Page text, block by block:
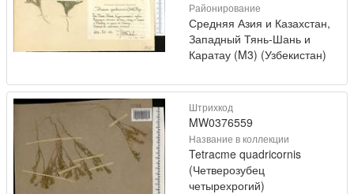
Районирование
Средняя Азия и Казахстан,
Западный Тянь-Шань и
Каратау (M3) (Узбекистан)
Штрихкод
MW0376559
Название в коллекции
Tetracme quadricornis
(Четверозубец
четырехрогий)